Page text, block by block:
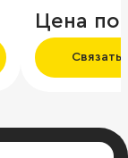
Цена по